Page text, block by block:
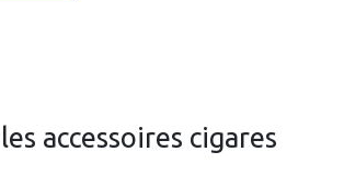
accessoires cigares